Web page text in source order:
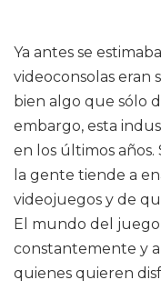
Ya antes se
videoconsolas eran
bien algo que sólo
embargo, esta
en los últimos
la gente tiende a
videojuegos y de
El mundo del
constantemente y
quienes quieren